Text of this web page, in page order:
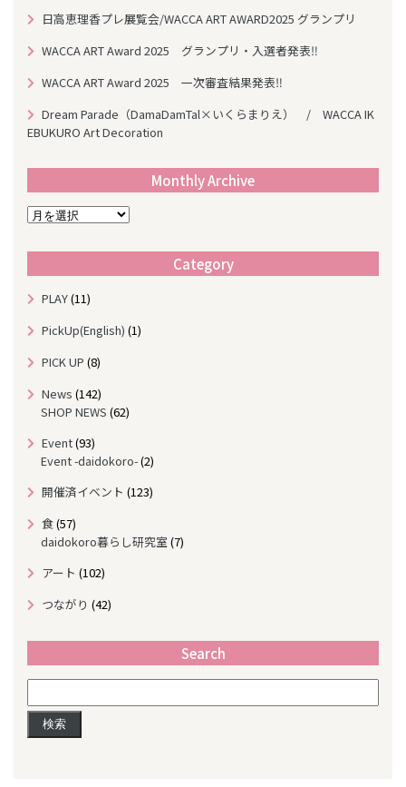
日高恵理香プレ展覧会/WACCA ART AWARD2025 グランプリ
WACCA ART Award 2025 グランプリ・入選者発表‼
WACCA ART Award 2025 一次審査結果発表‼
Dream Parade（DamaDamTal×いくらまりえ） / WACCA IK
EBUKURO Art Decoration
Monthly Archive
M
n
l
y
A
r
h
e
Category
PLAY(11)
PickUp(English) (1)
PICK UP (8)
News (142)
SHOP NEWS (62)
Event(93)
Event -daidokoro-(2)
開催済イベント (123)
食(57)
daidokoro暮らし研究室(7)
アート (102)
つながり (42)
Search
索: